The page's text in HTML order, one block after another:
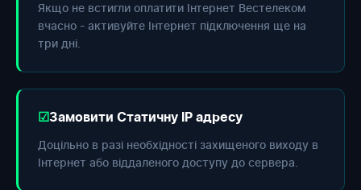
Якщо не встигли оплатити Інтернет Вестелеком
вчасно - активуйте Інтернет підключення ще на
три дні.
Замовити Статичну IP адресу
Доцільно в разі необхідності захищеного виходу в
Інтернет або віддаленого доступу до сервера.